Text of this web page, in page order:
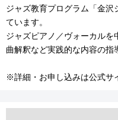
ジャズ教育プログラム「金沢
ています。
ジャズピアノ／ヴォーカルを
曲解釈など実践的な内容の指
※詳細・お申し込みは公式サ